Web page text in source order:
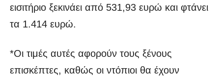
εισιτήριο ξεκινάει από 531,93 ευρώ και φτάνει
τα 1.414 ευρώ.
*Οι τιμές αυτές αφορούν τους ξένους
επισκέπτες, καθώς οι ντόπιοι θα έχουν